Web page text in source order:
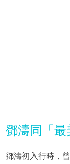
鄧濤同「最
鄧濤初入行時，